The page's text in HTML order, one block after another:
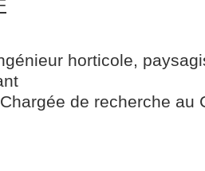
horticole,
de recherche au